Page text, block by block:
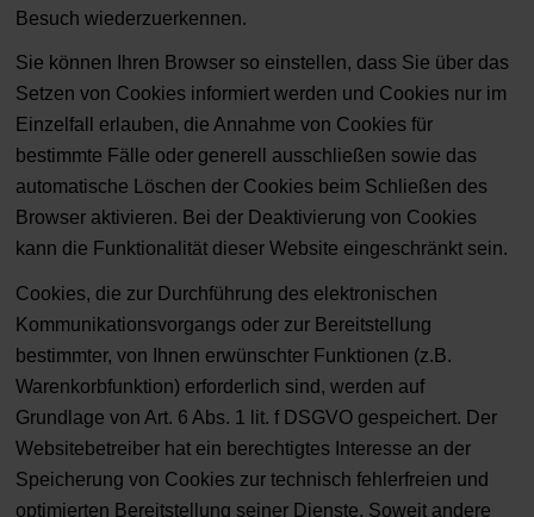
Besuch wiederzuerkennen.
Sie können Ihren Browser so einstellen, dass Sie über das
Setzen von Cookies informiert werden und Cookies nur im
Einzelfall erlauben, die Annahme von Cookies für
bestimmte Fälle oder generell ausschließen sowie das
automatische Löschen der Cookies beim Schließen des
Browser aktivieren. Bei der Deaktivierung von Cookies
kann die Funktionalität dieser Website eingeschränkt sein.
Cookies, die zur Durchführung des elektronischen
Kommunikationsvorgangs oder zur Bereitstellung
bestimmter, von Ihnen erwünschter Funktionen (z.B.
Warenkorbfunktion) erforderlich sind, werden auf
Grundlage von Art. 6 Abs. 1 lit. f DSGVO gespeichert. Der
Websitebetreiber hat ein berechtigtes Interesse an der
Speicherung von Cookies zur technisch fehlerfreien und
optimierten Bereitstellung seiner Dienste. Soweit andere